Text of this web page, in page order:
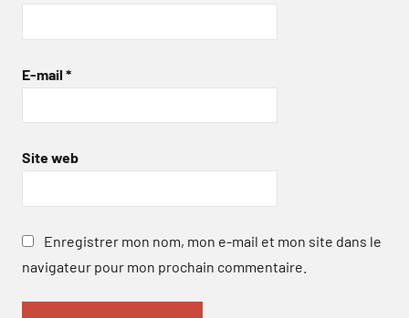
E-mail *
Site web
Enregistrer mon nom, mon e-mail et mon site dans le
navigateur pour mon prochain commentaire.